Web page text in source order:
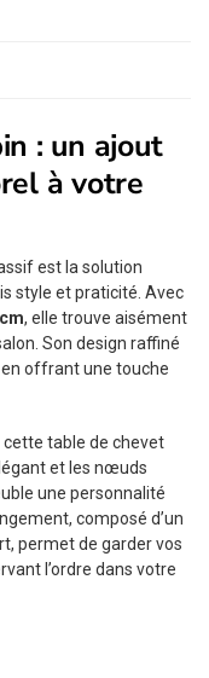
: un ajout
à votre
est la solution
style et praticité. Avec
, elle trouve aisément
Son design raffiné
offrant une touche
table de chevet
et les nœuds
une personnalité
composé d’un
permet de garder vos
l’ordre dans votre